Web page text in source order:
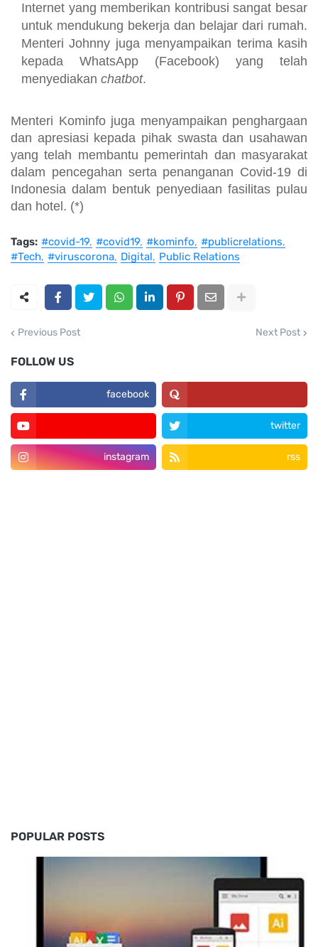
Internet yang memberikan kontribusi sangat besar
untuk mendukung bekerja dan belajar dari rumah.
Menteri Johnny juga menyampaikan terima kasih
kepada WhatsApp (Facebook) yang telah
menyediakan chatbot.
Menteri Kominfo juga menyampaikan penghargaan
dan apresiasi kepada pihak swasta dan usahawan
yang telah membantu pemerintah dan masyarakat
dalam pencegahan serta penanganan Covid-19 di
Indonesia dalam bentuk penyediaan fasilitas pulau
dan hotel. (*)
Tags: #covid-19 #covid19 #kominfo #publicrelations
#Tech #viruscorona Digital Public Relations
Previous Post Next Post
FOLLOW US
facebook
twitter
instagram rss
POPULAR POSTS